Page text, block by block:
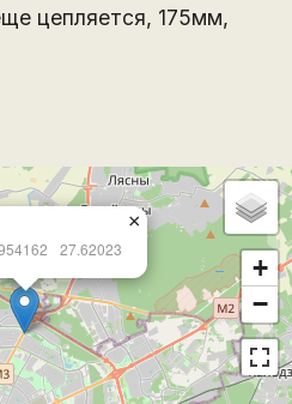
цепляется, 175мм,
27.62023
×
+
−